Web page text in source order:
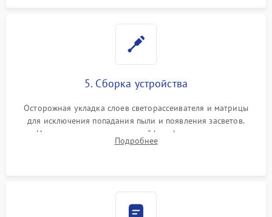
5. Сборка устройства
Осторожная укладка слоев светорассеивателя и матрицы
для исключения попадания пыли и появления засветов.
Надежное подключение шлейфов, фиксация плат и
аккуратное защелкивание пластикового корпуса монитора.
Подробнее